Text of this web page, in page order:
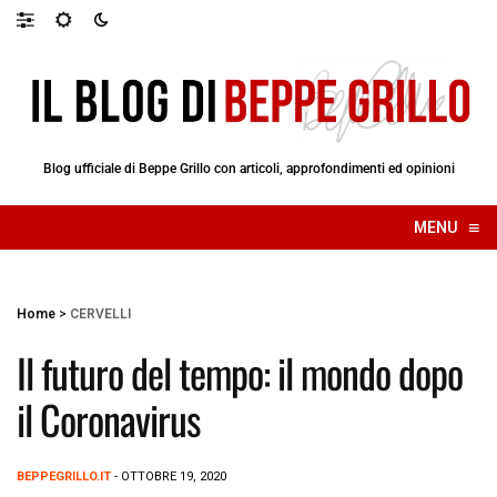
Blog ufficiale di Beppe Grillo con articoli, approfondimenti ed opinioni
MENU ≡
☰
Home > CERVELLI
Il futuro del tempo: il mondo dopo
il Coronavirus
BEPPEGRILLO.IT - OTTOBRE 19, 2020